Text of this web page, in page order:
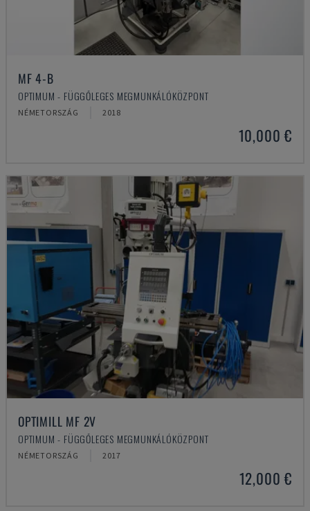
MF 4-B
OPTIMUM - FÜGGŐLEGES MEGMUNKÁLÓKÖZPONT
NÉMETORSZÁG 2018
10,000 €
OPTIMILL MF 2V
OPTIMUM - FÜGGŐLEGES MEGMUNKÁLÓKÖZPONT
NÉMETORSZÁG 2017
12,000 €